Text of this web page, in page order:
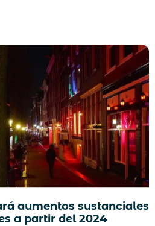
aumentos sustanciales
a partir del 2024